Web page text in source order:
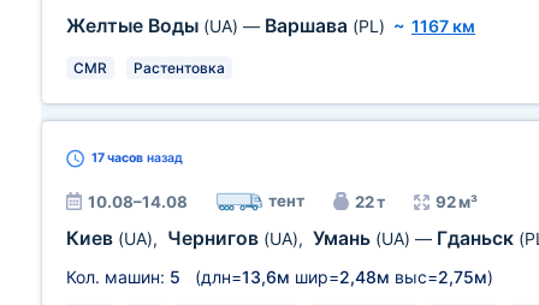
Желтые Воды (UA) — Варшава (PL) ~ 1167 км
CMR Растентовка
17 часов назад
10.08–14.08 тент 22 т 92 м³
Киев (UA), Чернигов (UA), Умань (UA) — Гданьск
Кол. машин: 5 (длн=13,6м шир=2,48м выс=2,75м)